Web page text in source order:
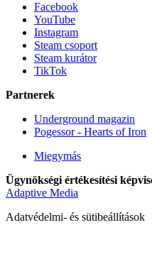
Facebook
YouTube
Instagram
Steam csoport
Steam kurátor
TikTok
Partnerek
Underground magazin
Pogessor - Hearts of Iron
Miegymás
Ügynökségi értékesítési
Adaptive Media
Adatvédelmi- és sütibeállítások